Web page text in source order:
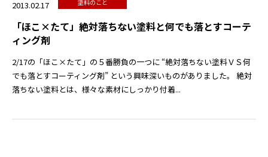
2013.02.17 塗料のこと
「ほこ×たて」絶対落ちない塗料と何でも落とすコーテ
ィング剤
2/17の「ほこ×たて」の５番勝負の一つに “絶対落ちない塗料ＶＳ何
でも落とすコーティング剤” という興味深いものがありました。 絶対
落ちない塗料とは、様々な素材にしっかり付着...